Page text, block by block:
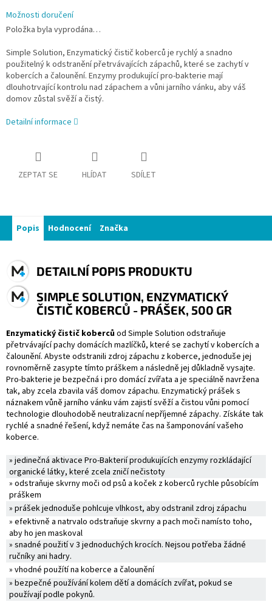
Možnosti doručení
Položka byla vyprodána…
Simple Solution, Enzymatický čistič koberců je rychlý a snadno
použitelný k odstranění přetrvávajících zápachů, které se zachytí v
kobercích a čalounění. Enzymy produkující pro-bakterie mají
dlouhotrvající kontrolu nad zápachem a vůni jarního vánku, aby váš
domov zůstal svěží a čistý.
Detailní informace
ZEPTAT SE HLÍDAT SDÍLET
Popis Hodnocení Značka
DETAILNÍ POPIS PRODUKTU
SIMPLE SOLUTION, ENZYMATICKÝ
ČISTIČ KOBERCŮ - PRÁŠEK, 500 GR
Enzymatický čistič kobercůod Simple Solution odstraňuje
přetrvávající pachy domácích mazlíčků, které se zachytí v kobercích a
čalounění. Abyste odstranili zdroj zápachu z koberce, jednoduše jej
rovnoměrně zasypte tímto práškem a následně jej důkladně vysajte.
Pro-bakterie je bezpečná i pro domácí zvířata a je speciálně navržena
tak, aby zcela zbavila váš domov zápachu. Enzymatický prášek s
náznakem vůně jarního vánku vám zajistí svěží a čistou vůni pomocí
technologie dlouhodobě neutralizacní nepříjemné zápachy. Získáte tak
rychlé a snadné řešení, když nemáte čas na šamponování vašeho
koberce.
» jedinečná aktivace Pro-Bakterií produkujících enzymy rozkládající
organické látky, které zcela zničí nečistoty
» odstraňuje skvrny moči od psů a koček z koberců rychle působícím
práškem
» prášek jednoduše pohlcuje vlhkost, aby odstranil zdroj zápachu
» efektivně a natrvalo odstraňuje skvrny a pach moči namísto toho,
aby ho jen maskoval
» snadné použití v 3 jednoduchých krocích. Nejsou potřeba žádné
ručníky ani hadry.
» vhodné použítí na koberce a čalounění
» bezpečné používání kolem dětí a domácích zvířat, pokud se
používají podle pokynů.